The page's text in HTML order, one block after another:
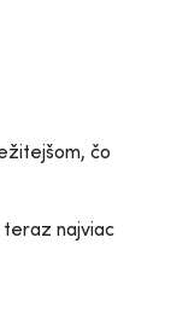
čo
najviac